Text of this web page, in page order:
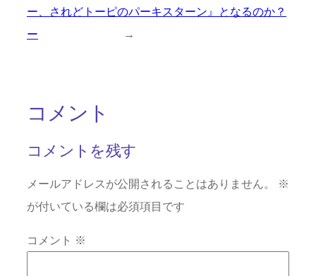
ー、されどトーピ
ー
のパーキスターン』となるのか？
→
コメント
コメントを残す
メールアドレスが公開されることはありません。
※
が付いている欄は必須項目です
コメント ※